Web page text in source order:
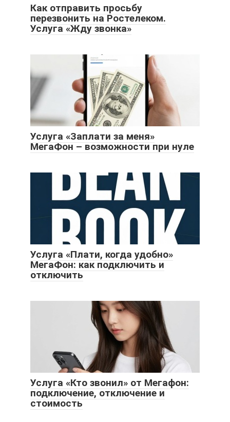
Как отправить просьбу
перезвонить на Ростелеком.
Услуга «Жду звонка»
Услуга «Заплати за меня»
МегаФон – возможности при нуле
Услуга «Плати, когда удобно»
МегаФон: как подключить и
отключить
Услуга «Кто звонил» от Мегафон:
подключение, отключение и
стоимость